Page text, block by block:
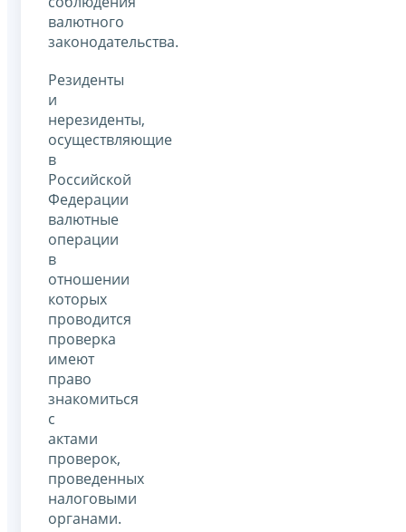
валютного
законодательства.
Резиденты
и
нерезиденты,
осуществляющие
в
Российской
Федерации
валютные
операции
в
отношении
которых
проводится
проверка
имеют
право
знакомиться
с
актами
проверок,
проведенных
налоговыми
органами.